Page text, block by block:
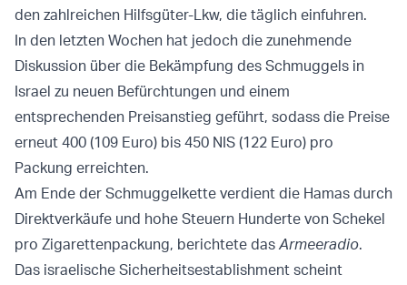
den zahlreichen Hilfsgüter-Lkw, die täglich einfuhren.
In den letzten Wochen hat jedoch die zunehmende
Diskussion über die Bekämpfung des Schmuggels in
Israel zu neuen Befürchtungen und einem
entsprechenden Preisanstieg geführt, sodass die Preise
erneut 400 (109 Euro) bis 450 NIS (122 Euro) pro
Packung erreichten.
Am Ende der Schmuggelkette verdient die Hamas durch
Direktverkäufe und hohe Steuern Hunderte von Schekel
pro Zigarettenpackung, berichtete dasArmeeradio.
Das israelische Sicherheitsestablishment scheint